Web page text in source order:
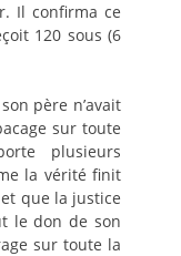
Il confirma ce
120 sous (6
père n’avait
sur toute
plusieurs
la vérité finit
que la justice
le don de son
sur toute la